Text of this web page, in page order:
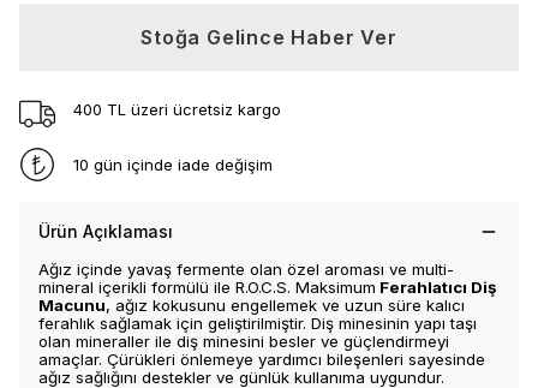
Stoğa Gelince Haber Ver
400 TL üzeri ücretsiz kargo
10 gün içinde iade değişim
Ürün Açıklaması
Ağız içinde yavaş fermente olan özel aroması ve multi-
mineral içerikli formülü ile R.O.C.S. Maksimum Ferahlatıcı Diş
Macunu, ağız kokusunu engellemek ve uzun süre kalıcı
ferahlık sağlamak için geliştirilmiştir. Diş minesinin yapı taşı
olan mineraller ile diş minesini besler ve güçlendirmeyi
amaçlar. Çürükleri önlemeye yardımcı bileşenleri sayesinde
ağız sağlığını destekler ve günlük kullanıma uygundur.